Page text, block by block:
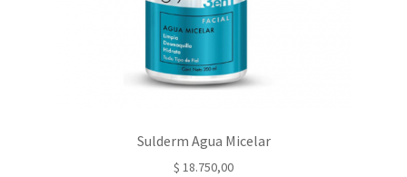
Sulderm Agua Micelar
$ 18.750,00